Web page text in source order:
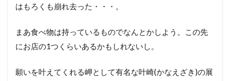
はもろくも崩れ去った・・・。
まあ食べ物は持っているものでなんとかしよう。この先
にお店の1つくらいあるかもしれないし。
願いを叶えてくれる岬として有名な叶崎(かなえざき)の展